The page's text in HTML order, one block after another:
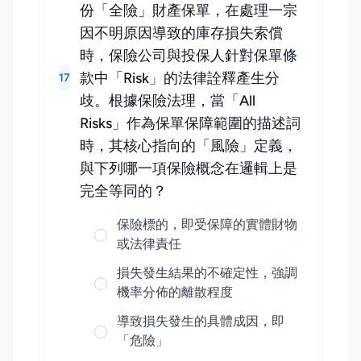
17
份「全險」財產保單，在處理一宗
因不明原因導致的庫存損失索償
時，保險公司與投保人針對保單條
款中「Risk」的法律詮釋產生分
歧。根據保險法理，當「All
Risks」作為保單保障範圍的描述詞
時，其核心指向的「風險」定義，
與下列哪一項保險概念在邏輯上是
完全等同的？
保險標的，即受保障的實體財物
或法律責任
損失發生結果的不確定性，強調
機率分佈的離散程度
導致損失發生的具體成因，即
「危險」